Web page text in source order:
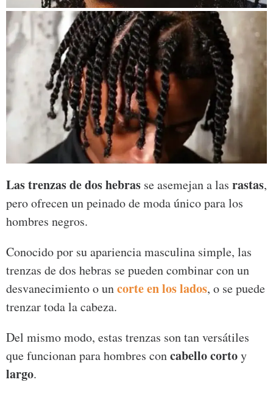
Las trenzas de dos hebras se asemejan a las rastas,
pero ofrecen un peinado de moda único para los
hombres negros.
Conocido por su apariencia masculina simple, las
trenzas de dos hebras se pueden combinar con un
desvanecimiento o uncorte en los lados, o se puede
trenzar toda la cabeza.
Del mismo modo, estas trenzas son tan versátiles
que funcionan para hombres concabello cortoy
largo.